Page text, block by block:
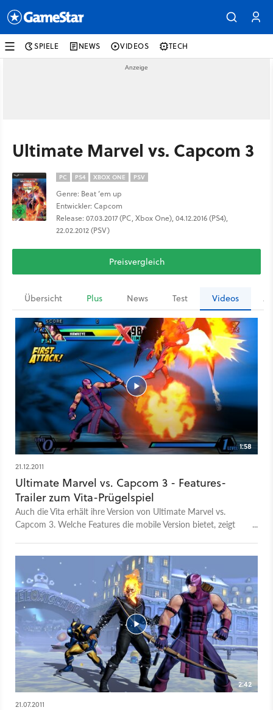
SPIELE NEWS VIDEOS TECH
Ultimate Marvel vs. Capcom 3
PC PS4 XBOX ONE PSV
Genre: Beat ’em up
Entwickler: Capcom
Release: 07.03.2017 (PC, Xbox One), 04.12.2016 (PS4),
22.02.2012 (PSV)
Preisvergleich
Übersicht Plus News Test Videos
1:58
21.12.2011
Ultimate Marvel vs. Capcom 3 - Features-
Trailer zum Vita-Prügelspiel
Auch die Vita erhält ihre Version von Ultimate Marvel vs.
Capcom 3. Welche Features die mobile Version bietet, zeigt
2:42
21.07.2011